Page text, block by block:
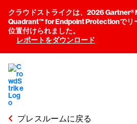
クラウドストライクは、2026 Gartner®
Quadrant™ for Endpoint Protectionでリ
位置付けられました。
レポートをダウンロード
プレスルームに戻る